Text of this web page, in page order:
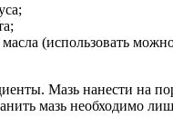
(использовать
Мазь нанести на
мазь необходимо